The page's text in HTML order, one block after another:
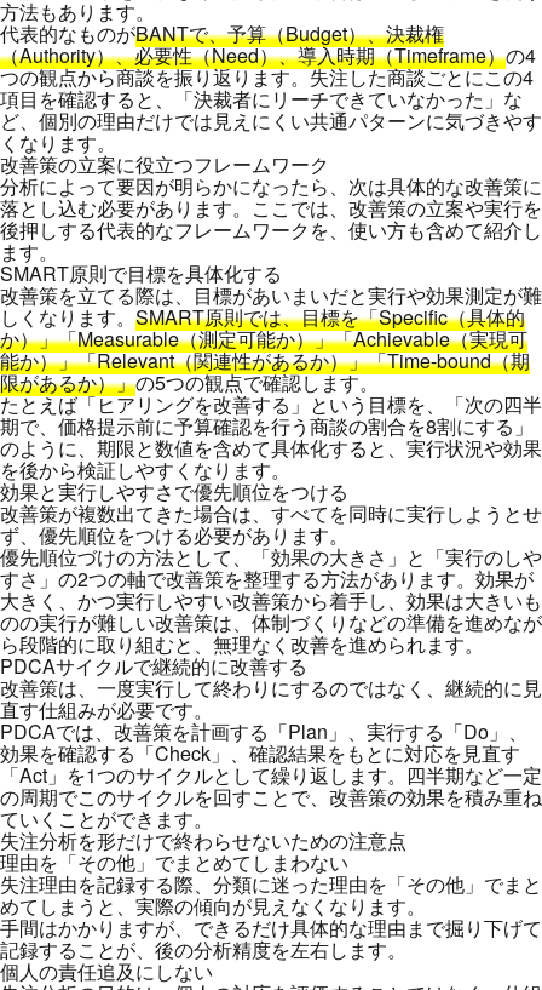
方法もあります。
代表的なものがBANTで、予算（Budget）、決裁権
（Authority）、必要性（Need）、導入時期（Timeframe）の4
つの観点から商談を振り返ります。失注した商談ごとにこの4
項目を確認すると、「決裁者にリーチできていなかった」な
ど、個別の理由だけでは見えにくい共通パターンに気づきやす
くなります。
改善策の立案に役立つフレームワーク
分析によって要因が明らかになったら、次は具体的な改善策に
落とし込む必要があります。ここでは、改善策の立案や実行を
後押しする代表的なフレームワークを、使い方も含めて紹介し
ます。
SMART原則で目標を具体化する
改善策を立てる際は、目標があいまいだと実行や効果測定が難
しくなります。 SMART原則では、目標を「Specific（具体的
か）」「Measurable（測定可能か）」「Achievable（実現可
能か）」「Relevant（関連性があるか）」「Time-bound（期
限があるか）」の5つの観点で確認します。
たとえば「ヒアリングを改善する」という目標を、「次の四半
期で、価格提示前に予算確認を行う商談の割合を8割にする」
のように、期限と数値を含めて具体化すると、実行状況や効果
を後から検証しやすくなります。
効果と実行しやすさで優先順位をつける
改善策が複数出てきた場合は、すべてを同時に実行しようとせ
ず、優先順位をつける必要があります。
優先順位づけの方法として、「効果の大きさ」と「実行のしや
すさ」の2つの軸で改善策を整理する方法があります。効果が
大きく、かつ実行しやすい改善策から着手し、効果は大きいも
のの実行が難しい改善策は、体制づくりなどの準備を進めなが
ら段階的に取り組むと、無理なく改善を進められます。
PDCAサイクルで継続的に改善する
改善策は、一度実行して終わりにするのではなく、継続的に見
直す仕組みが必要です。
PDCAでは、改善策を計画する「Plan」、実行する「Do」、
効果を確認する「Check」、確認結果をもとに対応を見直す
「Act」を1つのサイクルとして繰り返します。四半期など一定
の周期でこのサイクルを回すことで、改善策の効果を積み重ね
ていくことができます。
失注分析を形だけで終わらせないための注意点
理由を「その他」でまとめてしまわない
失注理由を記録する際、分類に迷った理由を「その他」でまと
めてしまうと、実際の傾向が見えなくなります。
手間はかかりますが、できるだけ具体的な理由まで掘り下げて
記録することが、後の分析精度を左右します。
個人の責任追及にしない